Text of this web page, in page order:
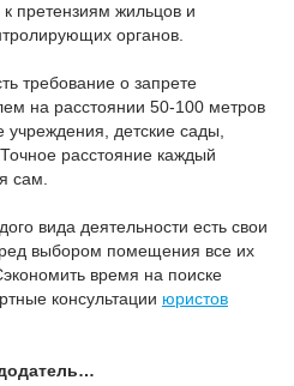
претензиям жильцов и
органов.
требование о запрете
на расстоянии 50-100 метров
учреждения, детские сады,
расстояние каждый
сам.
вида деятельности есть свои
выбором помещения все их
время на поиске
консультации юристов